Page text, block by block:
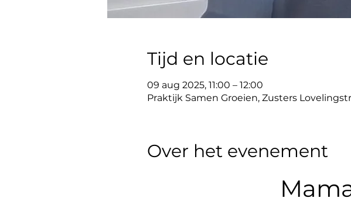
Tijd en locatie
09 aug 2025, 11:00 – 12:00
Praktijk Samen Groeien, Zusters
Over het evenement